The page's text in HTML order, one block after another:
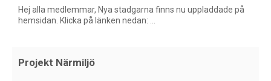
Hej alla medlemmar, Nya stadgarna finns nu uppladdade på
hemsidan. Klicka på länken nedan: ...
Projekt Närmiljö